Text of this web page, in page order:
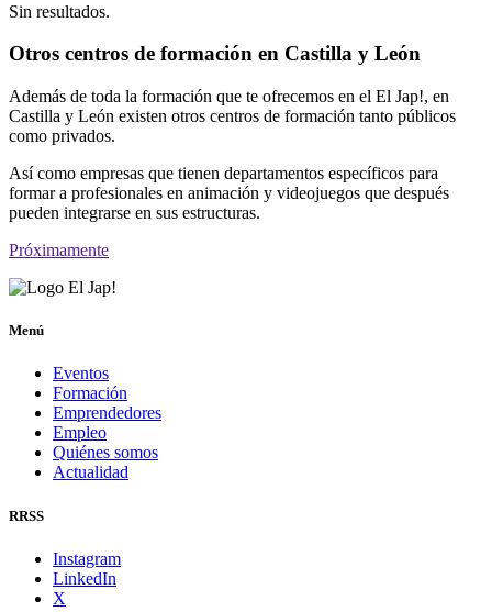
Sin resultados.
Otros centros de formación en Castilla y León
Además de toda la formación que te ofrecemos en el El Jap!, en
Castilla y León existen otros centros de formación tanto públicos
como privados.
Así como empresas que tienen departamentos específicos para
formar a profesionales en animación y videojuegos que después
pueden integrarse en sus estructuras.
Próximamente
Menú
Eventos
Formación
Emprendedores
Empleo
Quiénes somos
Actualidad
RRSS
Instagram
LinkedIn
X